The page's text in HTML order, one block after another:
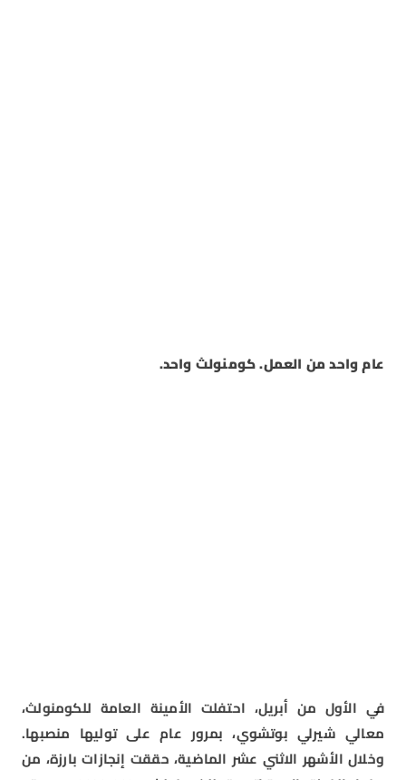
عام واحد من العمل. كومنولث واحد.
في الأول من أبريل، احتفلت الأمينة العامة للكومنولث،
معالي شيرلي بوتشوي، بمرور عام على توليها منصبها.
وخلال الأشهر الاثني عشر الماضية، حققت إنجازات بارزة، من